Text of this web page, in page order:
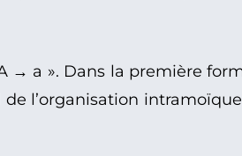
→ a ». Dans la première
l’organisation